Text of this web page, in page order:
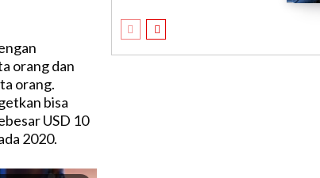
orang dan
orang.
bisa
USD 10
2020.